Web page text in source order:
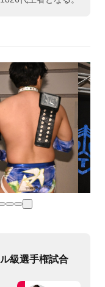
級選手権試合